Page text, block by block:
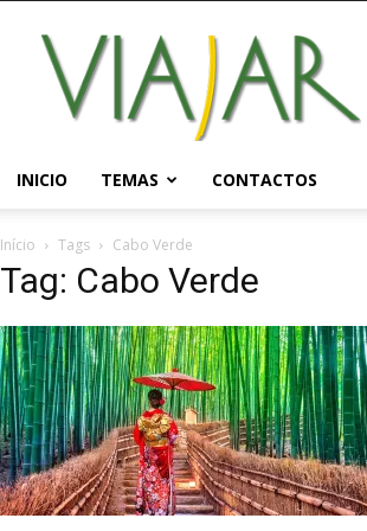
Viajar
Magazine
Online
INICIO TEMAS CONTACTOS
Início Tags Cabo Verde
Tag: Cabo Verde